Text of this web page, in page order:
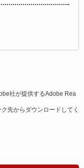
社が提供するAdobe Rea
先からダウンロードしてく